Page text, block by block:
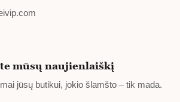
mūsų naujienlaiškį
jūsų butikui, jokio šlamšto – tik mada.